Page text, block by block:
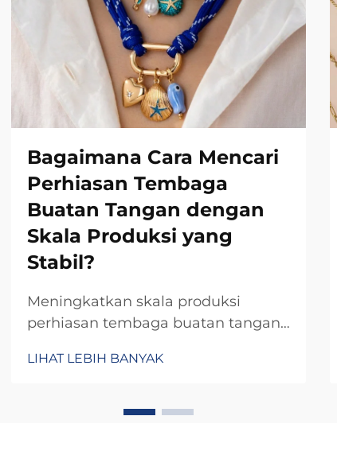
Bagaimana Cara Mencari
Perhiasan Tembaga
Buatan Tangan dengan
Skala Produksi yang
Stabil?
Meningkatkan skala produksi
perhiasan tembaga buatan tangan
dan keaslian kerajinan tangan
memerlukan pendekatan
LIHAT LEBIH BANYAK